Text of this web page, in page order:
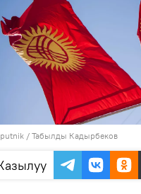
/ Табылды Кадырбеков